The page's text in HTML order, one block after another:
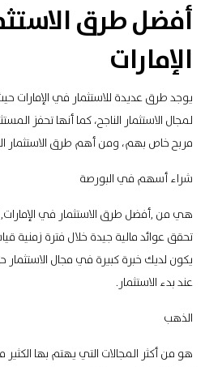
أفضل طرق
الإمارات
يوجد طرق عديدة للاستثمار في الإمارات
لمجال الاستثمار الناجح، كما أنها تحفز
مربح خاص بهم، ومن أهم طرق الاستثمار
شراء أسهم في البورصة
هي من ,أفضل طرق الاستثمار في الإمارات,
تحقق عوائد مالية جيدة خلال فترة زمنية
يكون لديك خبرة كبيرة في مجال الاستثمار
عند بدء الاستثمار.
الذهب
هو من أكثر المجالات التي يهتم بها